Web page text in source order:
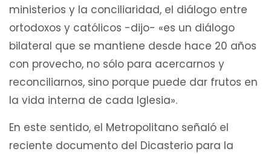
ministerios y la conciliaridad, el diálogo entre
ortodoxos y católicos -dijo- «es un diálogo
bilateral que se mantiene desde hace 20 años
con provecho, no sólo para acercarnos y
reconciliarnos, sino porque puede dar frutos en
la vida interna de cada Iglesia».
En este sentido, el Metropolitano señaló el
reciente documento del Dicasterio para la